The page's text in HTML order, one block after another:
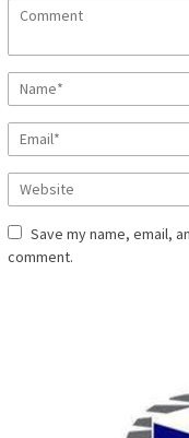
Save my name, email,
comment.